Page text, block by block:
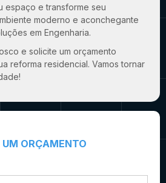
espaço e transforme seu
moderno e aconchegante
em Engenharia.
e solicite um orçamento
reforma residencial. Vamos tornar
UM ORÇAMENTO